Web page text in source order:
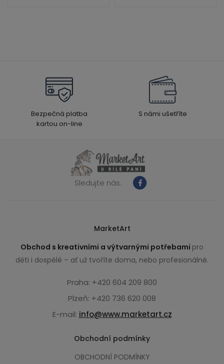
Bezpečná platba
kartou on-line
S námi ušetříte
Sledujte nás:
MarketArt
Obchod s kreativními a výtvarnými potřebami pro
děti i dospělé – ať už tvoříte doma, nebo profesionálně.
Praha: +420 604 209 800
Plzeň: +420 736 620 008
E-mail: info@www.marketart.cz
Obchodní podmínky
OBCHODNÍ PODMÍNKY